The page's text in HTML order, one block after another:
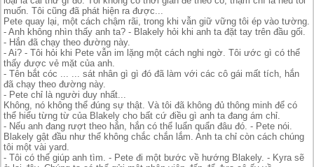
muốn. Tôi cũng đã phát hiện ra được...
Pete quay lại, một cách chậm rãi, trong khi vẫn giữ vững tôi ép vào tường.
- Anh không nhìn thấy anh ta? - Blakely hỏi khi anh ta đặt tay trên đầu gối.
- Hắn đã chạy theo đường này.
- Ai? - Tôi hỏi khi Pete vẫn im lặng một cách nghi ngờ. Tôi ước gì có thể
thấy được vẻ mặt của anh.
- Tên bắt cóc ... ... sát nhân gì gì đó đã làm với các cô gái mất tích, hắn
đã chạy theo đường này.
- Pete chỉ là người duy nhất...
Không, nó không thể đúng sự thật. Và tôi đã không đủ thông minh để có
thể hiểu từng từ của Blakely cho bất cứ điều gì anh ta đang ám chỉ.
- Nếu anh đang rượt theo hắn, hắn có thể luẩn quẩn đâu đó. - Pete nói.
Blakely gật đầu như thể không chắc chắn lắm. Anh ta chỉ còn cách chúng
tôi một vài yard.
- Tôi có thể giúp anh tìm. - Pete đi một bước về hướng Blakely. - Kyra sẽ